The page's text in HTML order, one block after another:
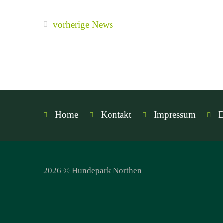
vorherige News
Home Kontakt Impressum
2026 © Hundepark Northen